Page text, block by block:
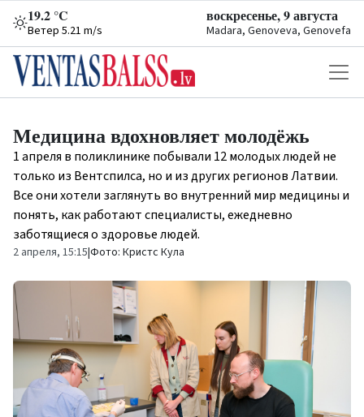
19.2 °C
Ветер 5.21 m/s
воскресенье, 9 августа
Madara, Genoveva, Genovefa
Медицина вдохновляет молодёжь
1 апреля в поликлинике побывали 12 молодых людей не
только из Вентспилса, но и из других регионов Латвии.
Все они хотели заглянуть во внутренний мир медицины и
понять, как работают специалисты, ежедневно
заботящиеся о здоровье людей.
2 апреля, 15:15|Фото: Кристс Кула